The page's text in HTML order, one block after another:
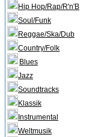
Hip Hop/Rap/R'n'B
Soul/Funk
Reggae/Ska/Dub
Country/Folk
Blues
Jazz
Soundtracks
Klassik
Instrumental
Weltmusik